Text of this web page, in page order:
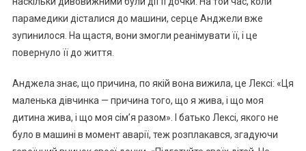
парамедики дісталися до машини, серце Анджели вже
зупинилося. На щастя, вони змогли реанімувати її, і це
повернуло її до життя.
Анджела знає, що причина, по якій вона вижила, це Лексі: «Ця
маленька дівчинка — причина того, що я жива, і що моя
дитина жива, і що моя сім’я разом». І батько Лексі, якого не
було в машині в момент аварії, теж розплакався, згадуючи